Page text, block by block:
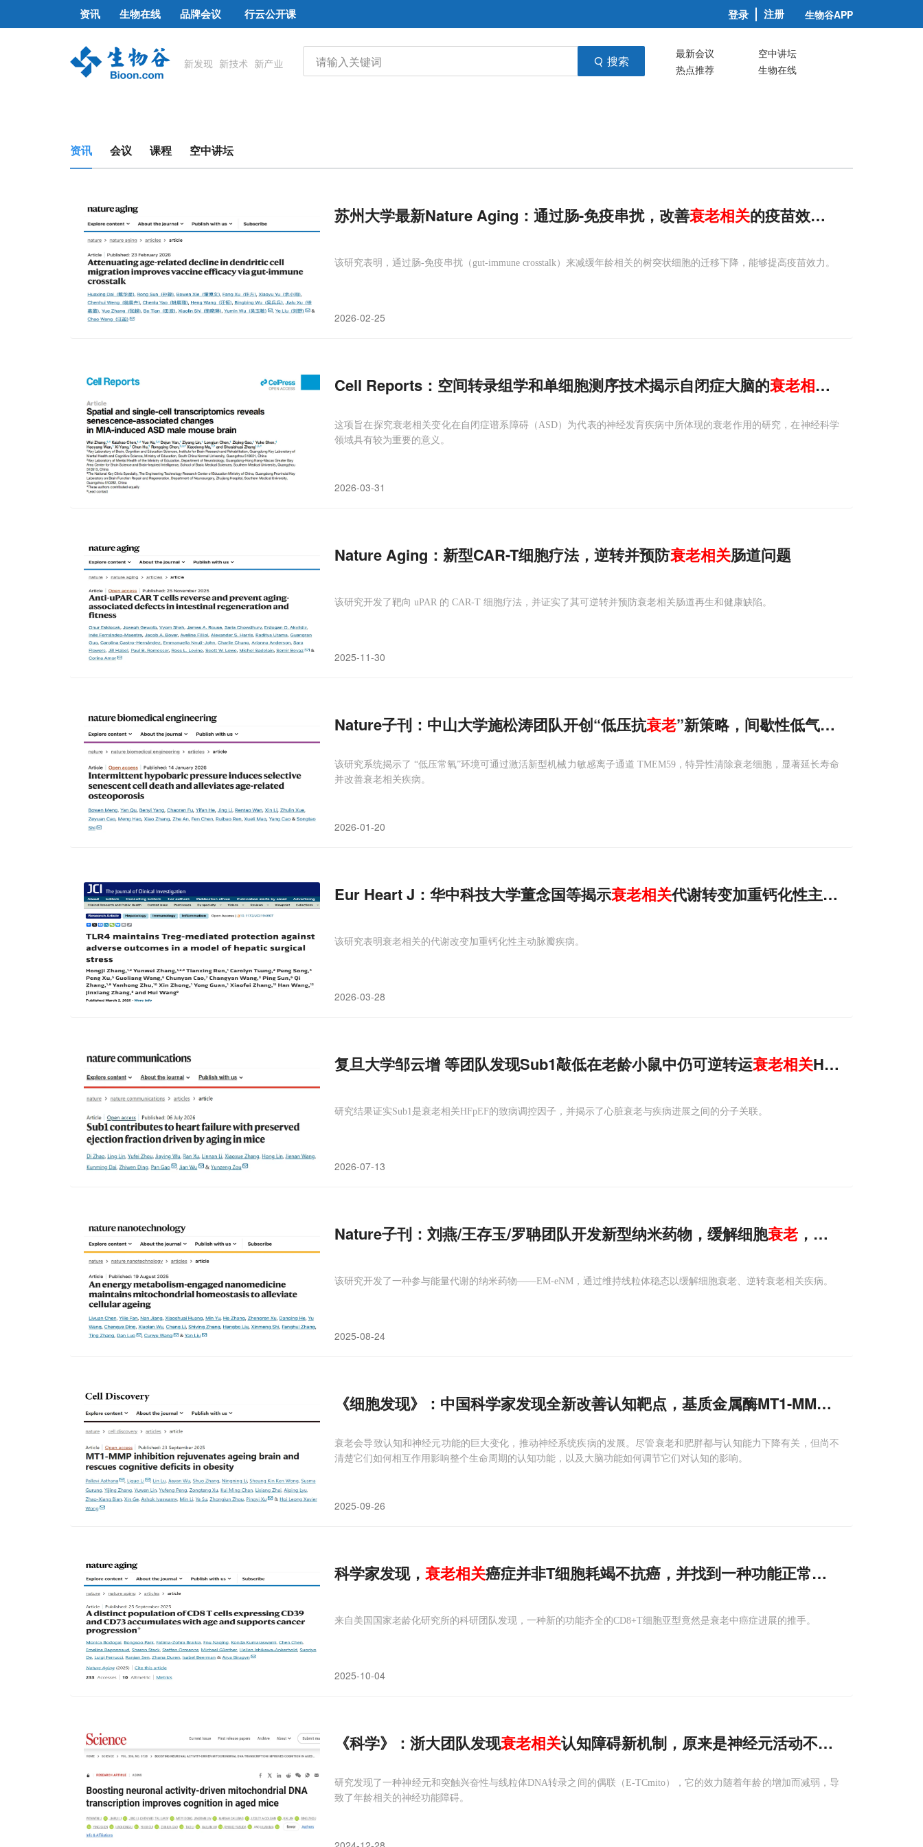
资讯 生物在线 品牌会议 行云公开课 登录 注册 生物谷APP
搜索 最新会议
空中讲坛
热点推荐
生物在线
资讯 会议 课程 空中讲坛
苏州大学最新Nature Aging：通过肠-免疫串扰，改善衰老相关的疫苗效力下降
该研究表明，通过肠-免疫串扰（gut-immune crosstalk）来减缓年龄相关的树突状细胞的迁移下降，能够提高疫苗效力。
2026-02-25
Cell Reports：空间转录组学和单细胞测序技术揭示自闭症大脑的衰老相关
这项旨在探究衰老相关变化在自闭症谱系障碍（ASD）为代表的神经发育疾病中所体现的衰老作用的研究，在神经科学
领域具有较为重要的意义。
2026-03-31
Nature Aging：新型CAR-T细胞疗法，逆转并预防衰老相关肠道问题
该研究开发了靶向 uPAR 的 CAR-T 细胞疗法，并证实了其可逆转并预防衰老相关肠道再生和健康缺陷。
2025-11-30
Nature子刊：中山大学施松涛团队开创“低压抗衰老”新策略，间歇性低气压延长寿命并
该研究系统揭示了 “低压常氧”环境可通过激活新型机械力敏感离子通道 TMEM59，特异性清除衰老细胞，显著延长寿命
并改善衰老相关疾病。
2026-01-20
Eur Heart J：华中科技大学董念国等揭示衰老相关代谢转变加重钙化性主动脉瓣膜病新
该研究表明衰老相关的代谢改变加重钙化性主动脉瓣疾病。
2026-03-28
复旦大学邹云增 等团队发现Sub1敲低在老龄小鼠中仍可逆转运衰老相关HFpEF
研究结果证实Sub1是衰老相关HFpEF的致病调控因子，并揭示了心脏衰老与疾病进展之间的分子关联。
2026-07-13
Nature子刊：刘燕/王存玉/罗聃团队开发新型纳米药物，缓解细胞衰老 ，逆转
该研究开发了一种参与能量代谢的纳米药物——EM-eNM，通过维持线粒体稳态以缓解细胞衰老、逆转衰老相关疾病。
2025-08-24
《细胞发现》：中国科学家发现全新改善认知靶点，基质金属酶MT1-MMP是肥胖和
衰老会导致认知和神经元功能的巨大变化，推动神经系统疾病的发展。尽管衰老和肥胖都与认知能力下降有关，但尚不
清楚它们如何相互作用影响整个生命周期的认知功能，以及大脑功能如何调节它们对认知的影响。
2025-09-26
科学家发现， 衰老相关癌症并非T细胞耗竭不抗癌，并找到一种功能正常但促癌的T细胞
来自美国国家老龄化研究所的科研团队发现，一种新的功能齐全的CD8+T细胞亚型竟然是衰老中癌症进展的推手。
2025-10-04
《科学》：浙大团队发现衰老相关认知障碍新机制，原来是神经元活动不能再调动线粒
研究发现了一种神经元和突触兴奋性与线粒体DNA转录之间的偶联（E-TCmito），它的效力随着年龄的增加而减弱，导
致了年龄相关的神经功能障碍。